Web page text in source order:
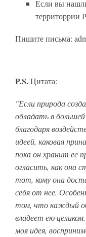
Если вы
территоррии
Пишите письма:
P.S.Цитата:
"Если природа
обладать в
благодаря
идеей, каковая
пока он хранит ее
огласить, как она
тот, кому она
себя от нее.
том, что каждый
владеет ею
моя идея,